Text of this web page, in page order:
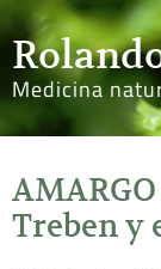
Medicina
Treben y